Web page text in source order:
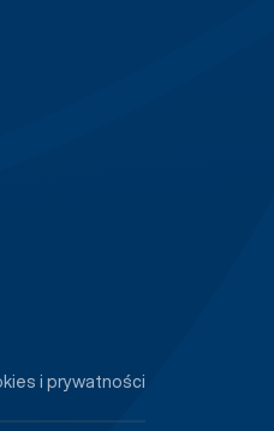
i prywatności